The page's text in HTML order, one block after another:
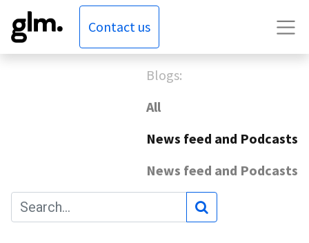
Contact us
Blogs:
All
News feed and Podcasts
News feed and Podcasts